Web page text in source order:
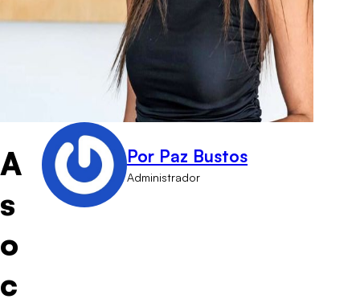
A
s
o
c
Por Paz Bustos
Administrador